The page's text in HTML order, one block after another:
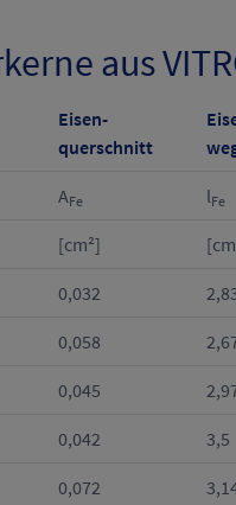
aus
Eisen-
querschnitt
AFe lFe
[cm²]
0,032
0,058
0,045
0,042 3,5
0,072